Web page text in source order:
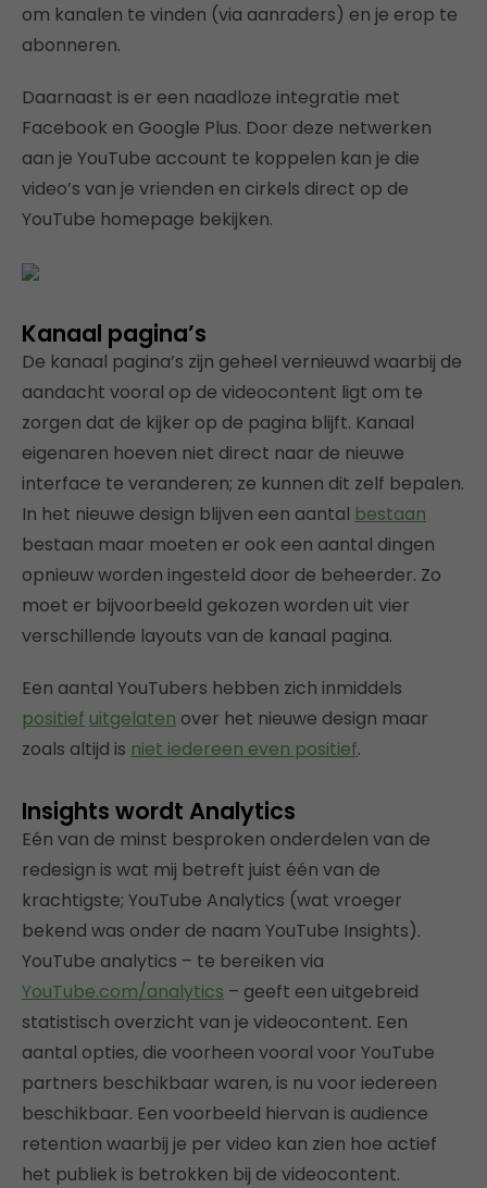
om kanalen te vinden (via aanraders) en je erop te
abonneren.
Daarnaast is er een naadloze integratie met
Facebook en Google Plus. Door deze netwerken
aan je YouTube account te koppelen kan je die
video’s van je vrienden en cirkels direct op de
YouTube homepage bekijken.
Kanaal pagina’s
De kanaal pagina’s zijn geheel vernieuwd waarbij de
aandacht vooral op de videocontent ligt om te
zorgen dat de kijker op de pagina blijft. Kanaal
eigenaren hoeven niet direct naar de nieuwe
interface te veranderen; ze kunnen dit zelf bepalen.
In het nieuwe design blijven een aantal bestaan
bestaan maar moeten er ook een aantal dingen
opnieuw worden ingesteld door de beheerder. Zo
moet er bijvoorbeeld gekozen worden uit vier
verschillende layouts van de kanaal pagina.
Een aantal YouTubers hebben zich inmiddels
positief uitgelaten over het nieuwe design maar
zoals altijd is niet iedereen even positief.
Insights wordt Analytics
Eén van de minst besproken onderdelen van de
redesign is wat mij betreft juist één van de
krachtigste; YouTube Analytics (wat vroeger
bekend was onder de naam YouTube Insights).
YouTube analytics – te bereiken via
YouTube.com/analytics – geeft een uitgebreid
statistisch overzicht van je videocontent. Een
aantal opties, die voorheen vooral voor YouTube
partners beschikbaar waren, is nu voor iedereen
beschikbaar. Een voorbeeld hiervan is audience
retention waarbij je per video kan zien hoe actief
het publiek is betrokken bij de videocontent.